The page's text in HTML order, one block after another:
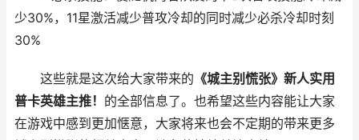
少30%，11星激活减少普攻冷却的同时减少必杀冷却时刻
30%
这些就是这次给大家带来的 《城主别慌张》新人实用
普卡英雄主推！ 的全部信息了。也希望这些内容能让大家
在游戏中感到更加惬意，大家将来也会不定期的带来更多